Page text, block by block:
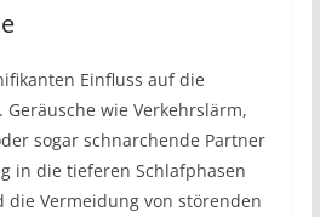
Einfluss auf die
wie Verkehrslärm,
sogar schnarchende Partner
in die tieferen Schlafphasen
die Vermeidung von störenden